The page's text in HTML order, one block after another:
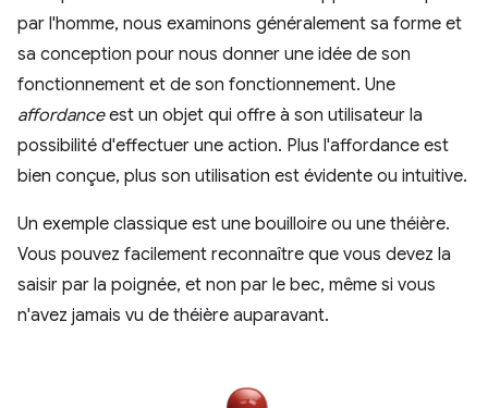
par l'homme, nous examinons généralement sa forme et
sa conception pour nous donner une idée de son
fonctionnement et de son fonctionnement. Une
affordanceest un objet qui offre à son utilisateur la
possibilité d'effectuer une action. Plus l'affordance est
bien conçue, plus son utilisation est évidente ou intuitive.
Un exemple classique est une bouilloire ou une théière.
Vous pouvez facilement reconnaître que vous devez la
saisir par la poignée, et non par le bec, même si vous
n'avez jamais vu de théière auparavant.